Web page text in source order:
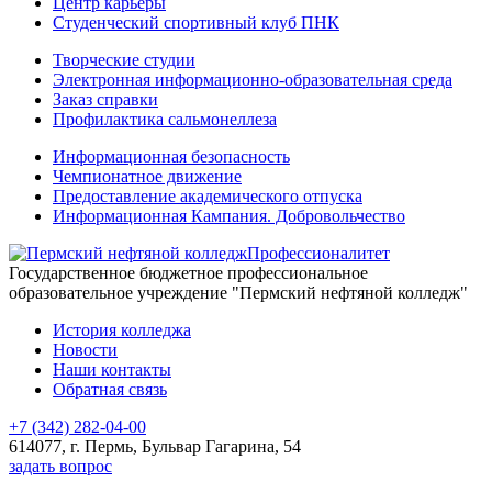
Студенческий спортивный клуб ПНК
Творческие студии
Электронная информационно-образовательная среда
Заказ справки
Профилактика сальмонеллеза
Информационная безопасность
Чемпионатное движение
Предоставление академического отпуска
Информационная Кампания. Добровольчество
Профессионалитет
Государственное бюджетное профессиональное
образовательное учреждение "Пермский нефтяной колледж"
История колледжа
Новости
Наши контакты
Обратная связь
+7 (342) 282-04-00
614077, г. Пермь, Бульвар Гагарина, 54
задать вопрос